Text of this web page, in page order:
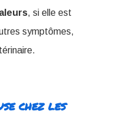
, si elle est
symptômes,
chez les